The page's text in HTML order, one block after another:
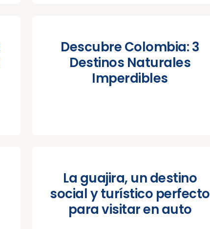
Descubre Colombia: 3
Destinos Naturales
Imperdibles
La guajira, un destino
social y turístico perfecto
para visitar en auto